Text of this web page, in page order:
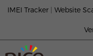
IMEI Tracker| Website